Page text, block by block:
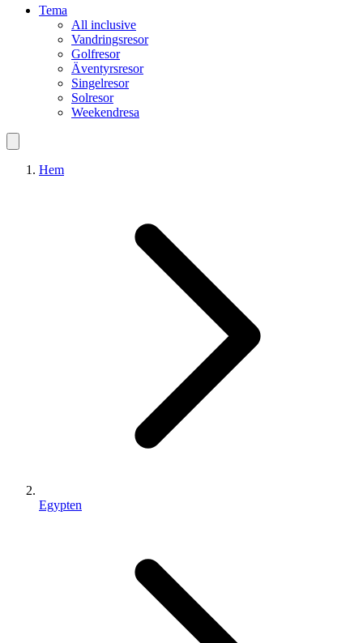
Tema
All inclusive
Vandringsresor
Golfresor
Äventyrsresor
Singelresor
Solresor
Weekendresa
Hem
Egypten